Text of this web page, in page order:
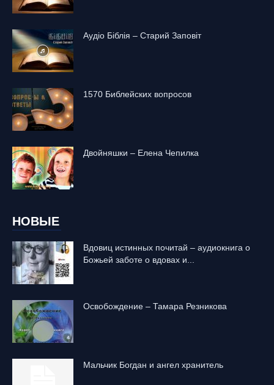
Аудіо Біблія – Старий Заповіт
1570 Библейских вопросов
Двойняшки – Елена Чепилка
НОВЫЕ
Вдовиц истинных почитай – аудиокнига о
Божьей заботе о вдовах и...
Освобождение – Тамара Резникова
Mальчик Богдан и ангел хранитель